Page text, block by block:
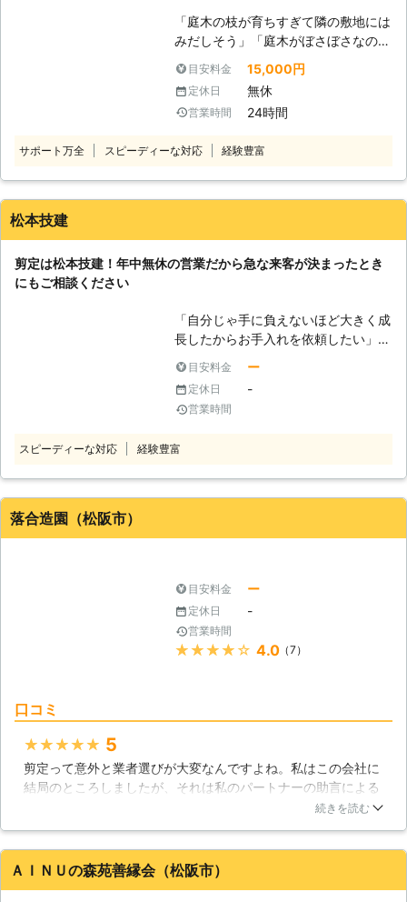
らと思います。
「庭木の枝が育ちすぎて隣の敷地には
みだしそう」「庭木がぼさぼさなので
綺麗に整えたい」 こんなときは、私
共「アミティエ」にお任せください。
私共「アミティエ」は愛知県・岐阜
県・三重県・滋賀県のお客様からの剪
作業につきましては、高い技術や知識
ご依頼しやすくなるよう、リーズナブ
おりますので、「剪定するついでに伐
採もお願いしたい」「庭にハチの巣が
あるから剪定する機会にハチ駆除も
お願いしたい」ともしお考えの際はそ
ちらもご利用ください。
目安料金 15,000円
定休日 無休
営業時間 24時間
サポート万全 スピーディーな対応 経験豊富
松本技建
剪定は松本技建！年中無休の営業だから急な来客が決まったとき
にもご相談ください
「自分じゃ手に負えないほど大きく成
長したからお手入れを依頼したい」
れをしてほしい」 「プロの手で庭木
をキレイにしてほしい」 このような
ご要望なら松本技建にお任せくださ
るため、木の種類によっては剪定をし
が、剪定によって日ごろからお手入れ
することが薦められる種類もございま
す。枝が生い茂ると日が当たりにくく
なってしまい、ジメジメとした場所を
大切な作業のひとつです。剪定業者を
●プロに依頼することでお庭の美観を
保てます！● 剪定はただ枝を切るだ
けではありません。木の形を整えて他
の植物とのバランスをとることも大切
になります。剪定作業は慣れていない
と、高い位置の枝を切るのには危険も
伴います。日ごろから剪定をしている
プロに任せた方が、スムーズでかつ安
目安料金 ー
定休日 -
営業時間
スピーディーな対応 経験豊富
落合造園（松阪市）
目安料金 ー
定休日 -
営業時間
★★★★★ 4.0（7）
口コミ
★★★★★ 5
剪定って意外と業者選びが大変なんですよね。私はこの会社に
結局のところしましたが、それは私のパートナーの助言による
ところが多いですね。しっかりしたスキルのある職人がいるの
発注したいと思っていますよね。
三重県 松阪市 2016年12月27日
続きを読む
ＡＩＮＵの森苑善縁会（松阪市）